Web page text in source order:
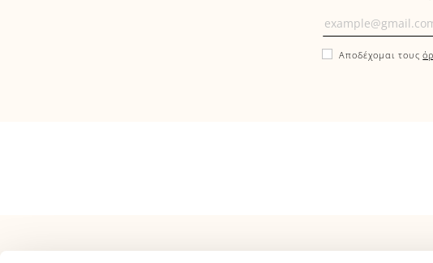
Μάθετε
πρώτοι
εδώΑποδέχομαι τους